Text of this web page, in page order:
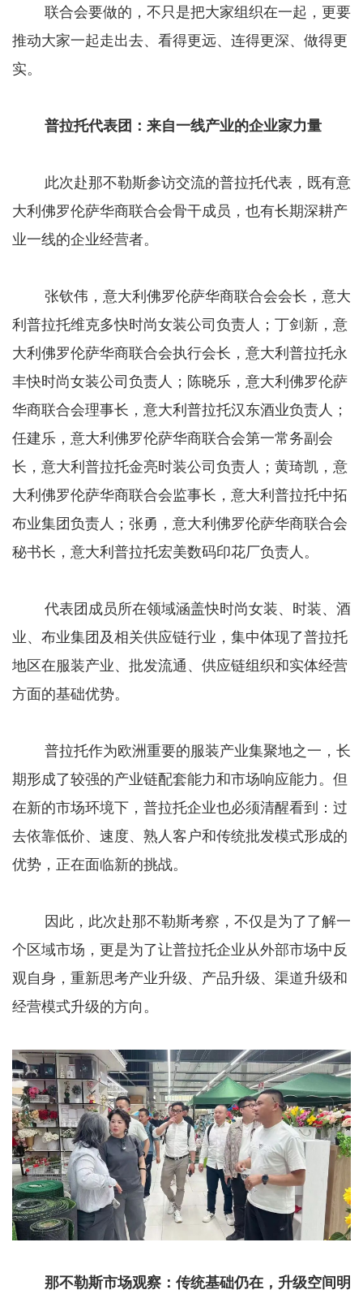
联合会要做的，不只是把大家组织在一起，更要
推动大家一起走出去、看得更远、连得更深、做得更
实。
普拉托代表团：来自一线产业的企业家力量
此次赴那不勒斯参访交流的普拉托代表，既有意
大利佛罗伦萨华商联合会骨干成员，也有长期深耕产
业一线的企业经营者。
张钦伟，意大利佛罗伦萨华商联合会会长，意大
利普拉托维克多快时尚女装公司负责人；丁剑新，意
大利佛罗伦萨华商联合会执行会长，意大利普拉托永
丰快时尚女装公司负责人；陈晓乐，意大利佛罗伦萨
华商联合会理事长，意大利普拉托汉东酒业负责人；
任建乐，意大利佛罗伦萨华商联合会第一常务副会
长，意大利普拉托金亮时装公司负责人；黄琦凯，意
大利佛罗伦萨华商联合会监事长，意大利普拉托中拓
布业集团负责人；张勇，意大利佛罗伦萨华商联合会
秘书长，意大利普拉托宏美数码印花厂负责人。
代表团成员所在领域涵盖快时尚女装、时装、酒
业、布业集团及相关供应链行业，集中体现了普拉托
地区在服装产业、批发流通、供应链组织和实体经营
方面的基础优势。
普拉托作为欧洲重要的服装产业集聚地之一，长
期形成了较强的产业链配套能力和市场响应能力。但
在新的市场环境下，普拉托企业也必须清醒看到：过
去依靠低价、速度、熟人客户和传统批发模式形成的
优势，正在面临新的挑战。
因此，此次赴那不勒斯考察，不仅是为了了解一
个区域市场，更是为了让普拉托企业从外部市场中反
观自身，重新思考产业升级、产品升级、渠道升级和
经营模式升级的方向。
那不勒斯市场观察：传统基础仍在，升级空间明